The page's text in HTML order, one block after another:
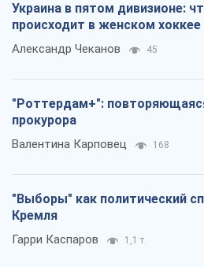
Украина в пятом дивизионе:
происходит в женском хоккее
Александр Чеканов 45
"Роттердам+":
прокурора
Валентина Карповец 168
"Выборы" как политический
Кремля
Гарри Каспаров 1,1 т.